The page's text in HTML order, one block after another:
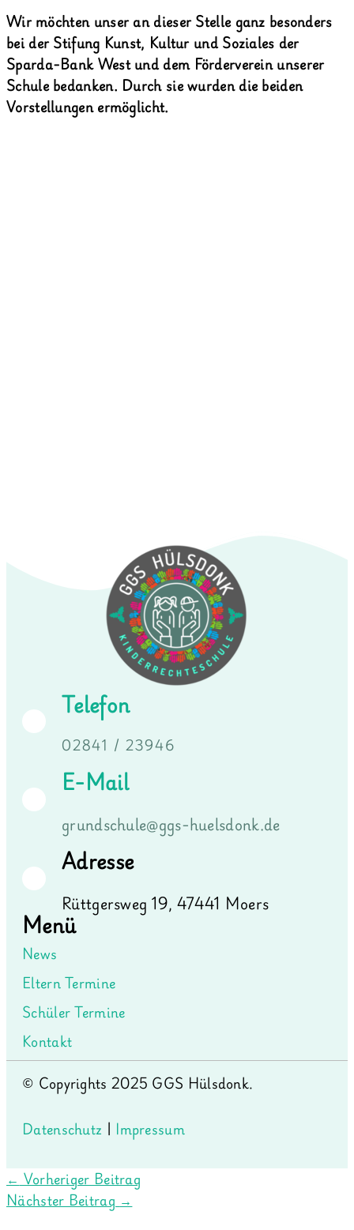
Wir möchten unser an dieser Stelle ganz besonders
bei der Stifung Kunst, Kultur und Soziales der
Sparda-Bank West und dem Förderverein unserer
Schule bedanken. Durch sie wurden die beiden
Vorstellungen ermöglicht.
Telefon
02841 / 23946
E-Mail
grundschule@ggs-huelsdonk.de
Adresse
Rüttgersweg 19, 47441 Moers
Menü
News
Eltern Termine
Schüler Termine
Kontakt
© Copyrights 2025 GGS Hülsdonk.
Datenschutz | Impressum
← Vorheriger Beitrag
Nächster Beitrag →